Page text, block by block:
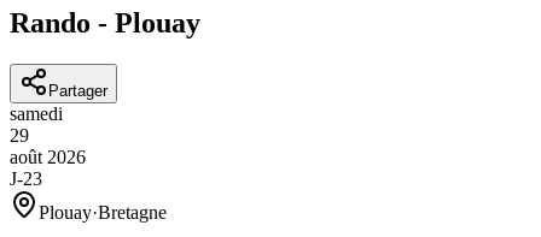
Rando - Plouay
Partager
samedi
29
août 2026
J-23
Plouay·Bretagne